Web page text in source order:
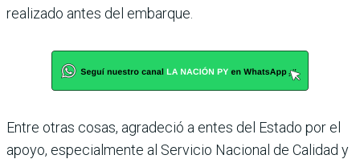
realizado antes del embarque.
Entre otras cosas, agradeció a entes del Estado por el
apoyo, especialmente al Servicio Nacional de Calidad y